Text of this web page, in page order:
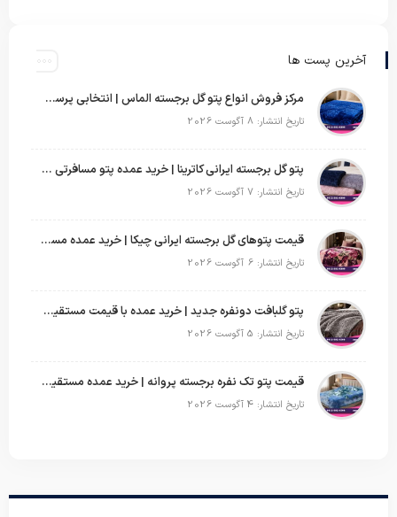
آخرین پست ها
مرکز فروش انواع پتو گل برجسته الماس | انتخابی پرسود برای عمده‌فروشان
تاریخ انتشار: 8 آگوست 2026
پتو گل برجسته ایرانی کاترینا | خرید عمده پتو مسافرتی با قیمت تولیدی
تاریخ انتشار: 7 آگوست 2026
قیمت پتوهای گل برجسته ایرانی چیکا | خرید عمده مستقیم با سود بالا
تاریخ انتشار: 6 آگوست 2026
پتو گلبافت دونفره جدید | خرید عمده با قیمت مستقیم و طرح‌های پرفروش بازار
تاریخ انتشار: 5 آگوست 2026
قیمت پتو تک نفره برجسته پروانه | خرید عمده مستقیم با بهترین قیمت بازار
تاریخ انتشار: 4 آگوست 2026